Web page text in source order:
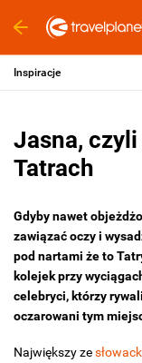
Inspiracje
Jasna,
Tatrach
Gdyby nawet
zawiązać oczy i
pod nartami że to
kolejek przy
celebryci, którzy
oczarowani tym
Największy ze